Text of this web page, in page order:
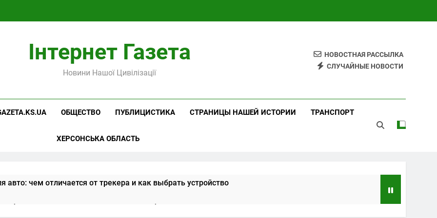
Інтернет Газета
Новини Нашої Цивілізації
НОВОСТНАЯ РАССЫЛКА
СЛУЧАЙНЫЕ НОВОСТИ
ОБЩЕСТВО ПУБЛИЦИСТИКА СТРАНИЦЫ НАШЕЙ ИСТОРИИ ТРАНСПОРТ
ХЕРСОНСЬКА ОБЛАСТЬ
авто: чем отличается от трекера и как выбрать устройство
контрольно-измерительного оборудования: стандарты и практики